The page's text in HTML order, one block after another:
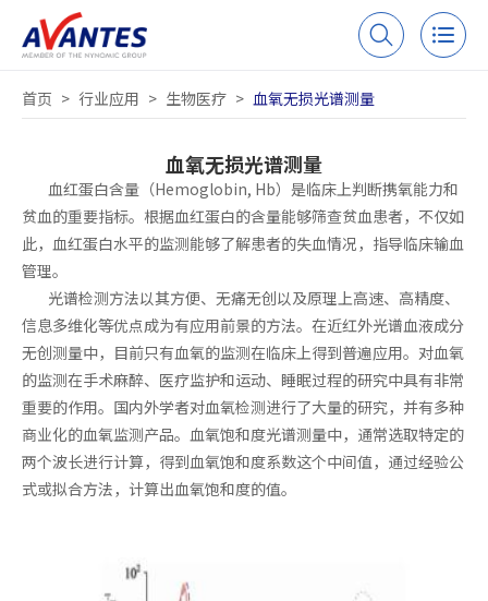
首页 > 行业应用 > 生物医疗 > 血氧无损光谱测量
血氧无损光谱测量
血红蛋白含量（Hemoglobin, Hb）是临床上判断携氧能力和
贫血的重要指标。根据血红蛋白的含量能够筛查贫血患者，不仅如
此，血红蛋白水平的监测能够了解患者的失血情况，指导临床输血
管理。
光谱检测方法以其方便、无痛无创以及原理上高速、高精度、
信息多维化等优点成为有应用前景的方法。在近红外光谱血液成分
无创测量中，目前只有血氧的监测在临床上得到普遍应用。对血氧
的监测在手术麻醉、医疗监护和运动、睡眠过程的研究中具有非常
重要的作用。国内外学者对血氧检测进行了大量的研究，并有多种
商业化的血氧监测产品。血氧饱和度光谱测量中，通常选取特定的
两个波长进行计算，得到血氧饱和度系数这个中间值，通过经验公
式或拟合方法，计算出血氧饱和度的值。